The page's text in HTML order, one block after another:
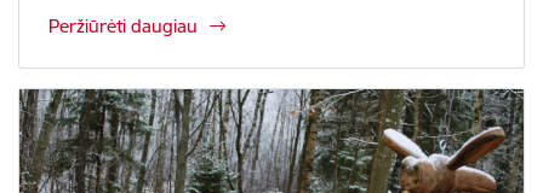
Peržiūrėti daugiau